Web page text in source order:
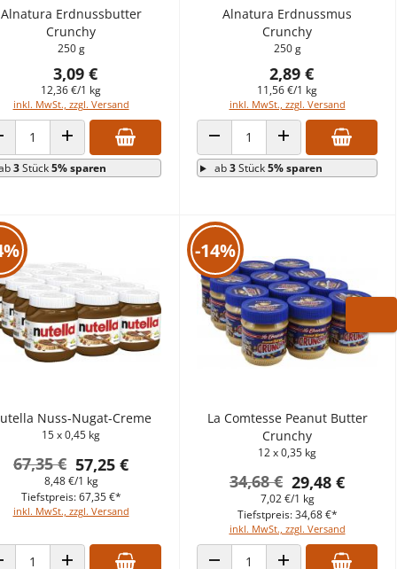
Alnatura Erdnussbutter
Crunchy
250 g
3,09 €
12,36 €/1 kg
inkl. MwSt., zzgl. Versand
VERRINGERN
ANZAHL ERHÖHEN
3Stück5% sparen
Alnatura Erdnussmus
Crunchy
250 g
2,89 €
11,56 €/1 kg
inkl. MwSt., zzgl. Versand
ANZAHL VERRINGERNANZAHL ERHÖHEN
ab3Stück5% sparen
Nuss-Nugat-Creme
15 x 0,45 kg
57,25 €
67,35 €
8,48 €/1 kg
inkl. MwSt., zzgl. Versand
Tiefstpreis: 67,35 €*
-14%
La Comtesse Peanut Butter
Crunchy
12 x 0,35 kg
29,48 €
34,68 €
7,02 €/1 kg
inkl. MwSt., zzgl. Versand
Tiefstpreis: 34,68 €*